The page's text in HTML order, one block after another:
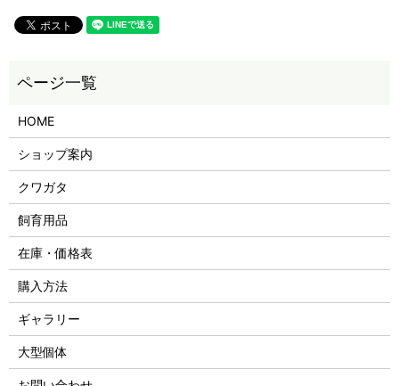
HOME
ショップ案内
クワガタ
飼育用品
在庫・価格表
購入方法
ギャラリー
大型個体